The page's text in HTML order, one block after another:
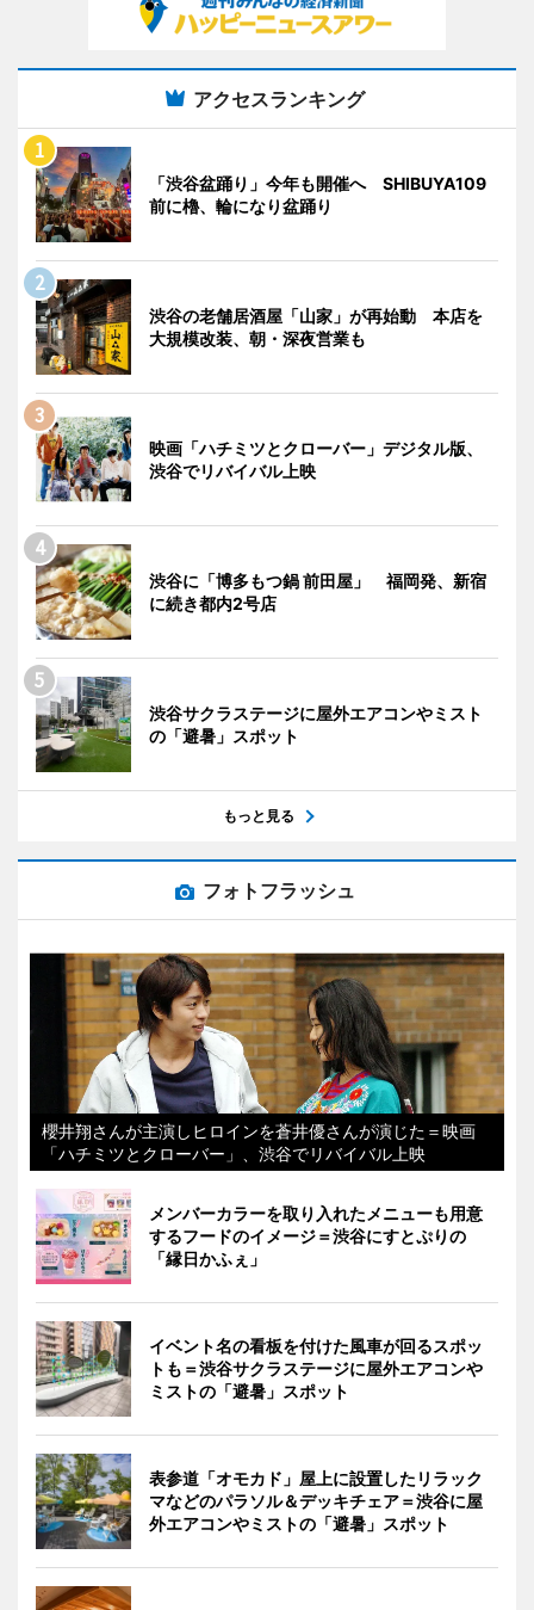
アクセスランキング
「渋谷盆踊り」今年も開催へ SHIBUYA109
前に櫓、輪になり盆踊り
渋谷の老舗居酒屋「山家」が再始動 本店を
大規模改装、朝・深夜営業も
映画「ハチミツとクローバー」デジタル版、
渋谷でリバイバル上映
渋谷に「博多もつ鍋 前田屋」 福岡発、新宿
に続き都内2号店
渋谷サクラステージに屋外エアコンやミスト
の「避暑」スポット
もっと見る
フォトフラッシュ
櫻井翔さんが主演しヒロインを蒼井優さんが演じた＝映画
「ハチミツとクローバー」、渋谷でリバイバル上映
メンバーカラーを取り入れたメニューも用意
するフードのイメージ＝渋谷にすとぷりの
「縁日かふぇ」
イベント名の看板を付けた風車が回るスポッ
トも＝渋谷サクラステージに屋外エアコンや
ミストの「避暑」スポット
表参道「オモカド」屋上に設置したリラック
マなどのパラソル＆デッキチェア＝渋谷に屋
外エアコンやミストの「避暑」スポット